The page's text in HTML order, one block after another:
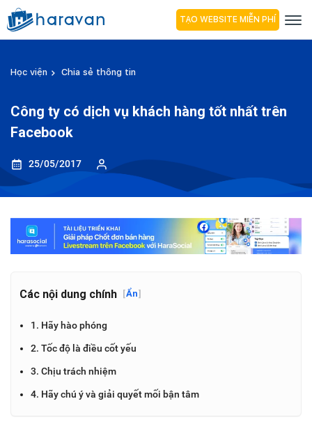
TẠO WEBSITE MIỄN PHÍ
Học viện Chia sẻ thông tin
Công ty có dịch vụ khách hàng tốt nhất trên
Facebook
25/05/2017
Các nội dung chính [Ẩn]
1. Hãy hào phóng
2. Tốc độ là điều cốt yếu
3. Chịu trách nhiệm
4. Hãy chú ý và giải quyết mối bận tâm